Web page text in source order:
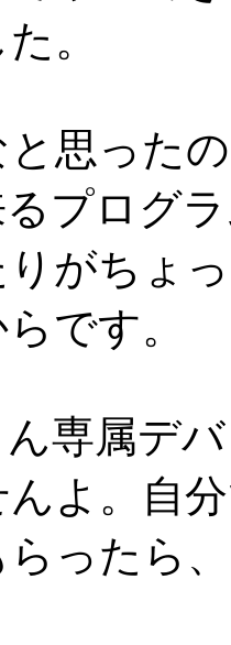
。
思った
プログ
りがちょ
です。
専属デ
んよ。自
らったら